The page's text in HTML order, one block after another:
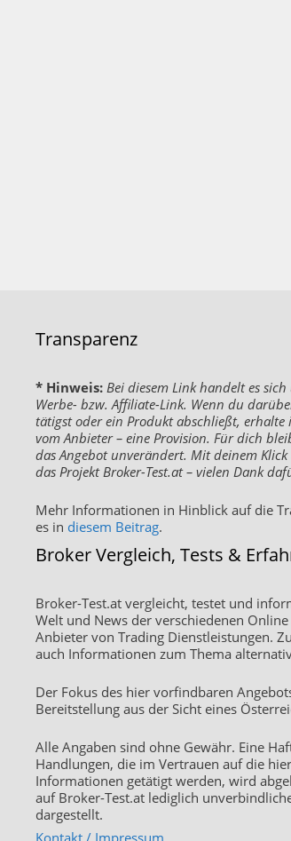
Transparenz
* Hinweis: Bei diesem Link handelt es
Werbe- bzw. Affiliate-Link. Wenn du
tätigst oder ein Produkt abschließt, erhalte
vom Anbieter – eine Provision. Für dich
das Angebot unverändert. Mit deinem
das Projekt Broker-Test.at – vielen Dank
Mehr Informationen in Hinblick auf die
es in diesem Beitrag.
Broker Vergleich, Tests &
Broker-Test.at vergleicht, testet und
Welt und News der verschiedenen
Anbieter von Trading Dienstleistungen.
auch Informationen zum Thema
Der Fokus des hier vorfindbaren
Bereitstellung aus der Sicht eines
Alle Angaben sind ohne Gewähr. Eine
Handlungen, die im Vertrauen auf die
Informationen getätigt werden, wird
auf Broker-Test.at lediglich
dargestellt.
Kontakt / Impressum